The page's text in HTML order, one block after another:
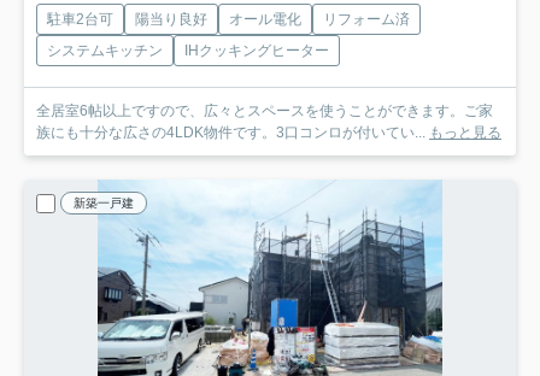
駐車2台可 陽当り良好 オール電化
リフォーム済
システムキッチン
IHクッキングヒーター
全居室6帖以上ですので、広々とスペースを使うことができます。ご家
族にも十分な広さの4LDK物件です。3口コンロが付いてい... もっと見る
新築一戸建